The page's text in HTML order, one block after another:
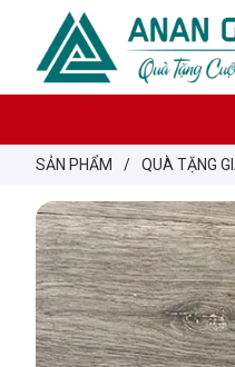
SẢN PHẨM / QUÀ TẶNG